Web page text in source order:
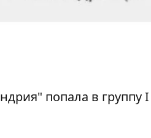
попала в группу I